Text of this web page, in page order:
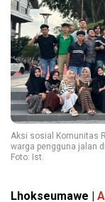
Aksi sosial Komunitas
warga pengguna jalan
Foto: Ist.
Lhokseumawe |